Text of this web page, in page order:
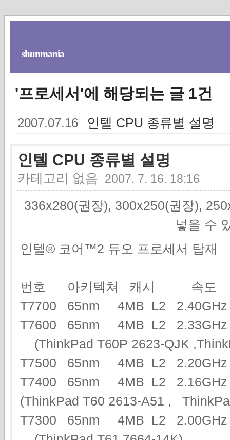
shunmania
'프로세서'에 해당되는 글 1건
2007.07.16 인텔 CPU 종류별 설명
인텔 CPU 종류별 설명
카테고리 없음 2007. 7. 16. 18:16
336x280(권장), 300x250(권장),
넣을 수
인텔® 코어™2 듀오 프로세서 탑재
번호 아키텍쳐 캐시 속도
T7700 65nm 4MB L2
T7600 65nm 4MB L2
(ThinkPad T60P 2623-QJK
T7500 65nm 4MB L2
T7400 65nm 4MB L2 2.16GHz
(ThinkPad T60 2613-A51 ,
T7300 65nm 4MB L2 2.00GHz